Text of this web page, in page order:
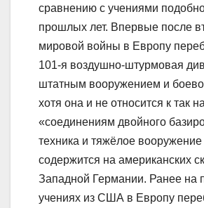
сравнению с учениями
прошлых лет. Впервые после
мировой войны в Европу
101-я воздушно-штурмовая
штатным вооружением и
хотя она и не относится к так
«соединениям двойного
техника и тяжёлое
содержится на американских
Западной Германии. Ранее на
учениях из США в Европу